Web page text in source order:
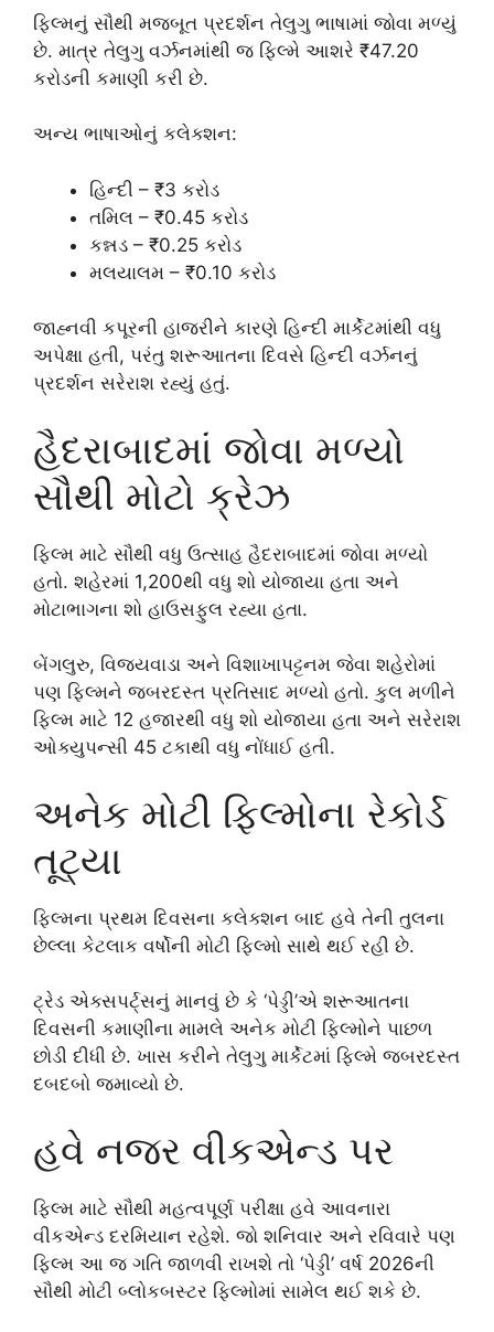
ફિલ્મનું સૌથી મજબૂત પ્રદર્શન તેલુગુ ભાષામાં જોવા મળ્યું
છે. માત્ર તેલુગુ વર્ઝનમાંથી જ ફિલ્મે આશરે ₹47.20
કરોડની કમાણી કરી છે.
અન્ય ભાષાઓનું કલેક્શન:
હિન્દી – ₹3 કરોડ
તમિલ – ₹0.45 કરોડ
કન્નડ – ₹0.25 કરોડ
મલયાલમ – ₹0.10 કરોડ
જાહ્નવી કપૂરની હાજરીને કારણે હિન્દી માર્કેટમાંથી વધુ
અપેક્ષા હતી, પરંતુ શરૂઆતના દિવસે હિન્દી વર્ઝનનું
પ્રદર્શન સરેરાશ રહ્યું હતું.
હૈદરાબાદમાં જોવા મળ્યો
સૌથી મોટો ક્રેઝ
ફિલ્મ માટે સૌથી વધુ ઉત્સાહ હૈદરાબાદમાં જોવા મળ્યો
હતો. શહેરમાં 1,200થી વધુ શો યોજાયા હતા અને
મોટાભાગના શો હાઉસફુલ રહ્યા હતા.
બેંગલુરુ, વિજયવાડા અને વિશાખાપટ્ટનમ જેવા શહેરોમાં
પણ ફિલ્મને જબરદસ્ત પ્રતિસાદ મળ્યો હતો. કુલ મળીને
ફિલ્મ માટે 12 હજારથી વધુ શો યોજાયા હતા અને સરેરાશ
ઓક્યુપન્સી 45 ટકાથી વધુ નોંધાઈ હતી.
અનેક મોટી ફિલ્મોના રેકોર્ડ
તૂટ્યા
ફિલ્મના પ્રથમ દિવસના કલેક્શન બાદ હવે તેની તુલના
છેલ્લા કેટલાક વર્ષોની મોટી ફિલ્મો સાથે થઈ રહી છે.
ટ્રેડ એક્સપર્ટ્સનું માનવું છે કે ‘પેડ્ડી’એ શરૂઆતના
દિવસની કમાણીના મામલે અનેક મોટી ફિલ્મોને પાછળ
છોડી દીધી છે. ખાસ કરીને તેલુગુ માર્કેટમાં ફિલ્મે જબરદસ્ત
દબદબો જમાવ્યો છે.
હવે નજર વીકએન્ડ પર
ફિલ્મ માટે સૌથી મહત્વપૂર્ણ પરીક્ષા હવે આવનારા
વીકએન્ડ દરમિયાન રહેશે. જો શનિવાર અને રવિવારે પણ
ફિલ્મ આ જ ગતિ જાળવી રાખશે તો ‘પેડ્ડી’ વર્ષ 2026ની
સૌથી મોટી બ્લોકબસ્ટર ફિલ્મોમાં સામેલ થઈ શકે છે.